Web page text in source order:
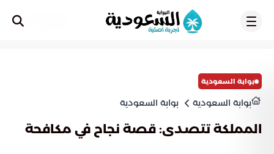
بوابة السعودية
بوابة السعودية بوابة السعودية
المملكة تتصدى: قصة نجاح في مكافحة